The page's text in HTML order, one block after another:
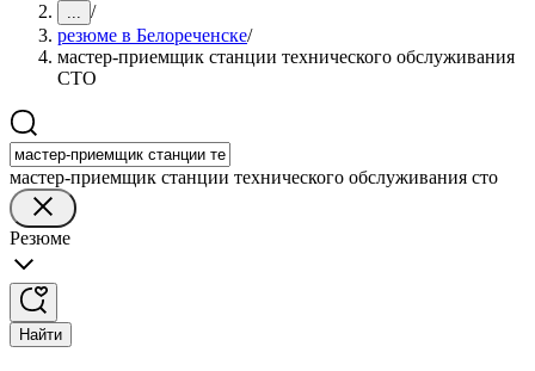
... /
резюме в Белореченске/
мастер-приемщик станции технического обслуживания
СТО
мастер-приемщик станции технического обслуживания сто
Резюме
Найти